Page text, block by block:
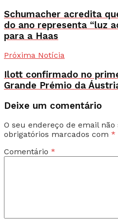
Schumacher acredita
do ano representa “luz
para a Haas
Próxima Notícia
Ilott confirmado no
Grande Prémio da
Deixe um comentário
O seu endereço de email
obrigatórios marcados com *
Comentário *